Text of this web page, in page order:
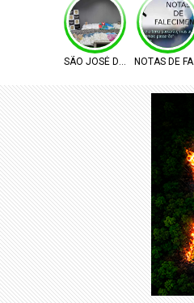
SÃO JOSÉ DOS CAMPOS
NOTAS DE